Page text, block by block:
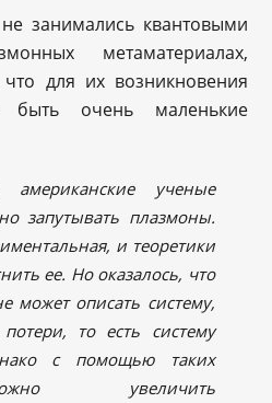
занимались квантовыми
метаматериалах,
что для их возникновения
очень маленькие
ученые
запутывать плазмоны.
и теоретики
ее. Но оказалось, что
может описать систему,
то есть систему
с помощью таких
увеличить